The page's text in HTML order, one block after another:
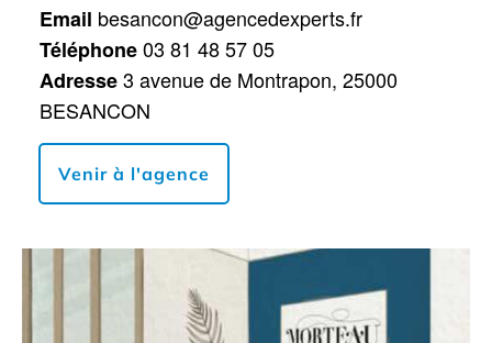
Email besancon@agencedexperts.fr
Téléphone 03 81 48 57 05
Adresse 3 avenue de Montrapon, 25000
BESANCON
Venir à l'agence